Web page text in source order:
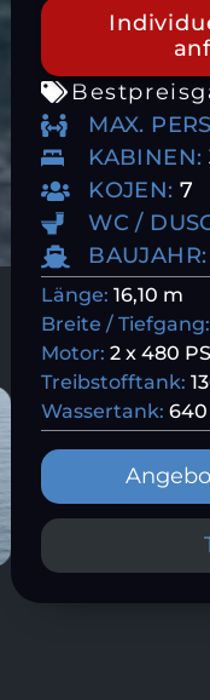
MAX.
KABINEN:
KOJEN:7
WC /
BAUJAHR:
Länge:16,10 m
Breite /
Motor:2 x 480
Treibstofftank:
Wassertank:640